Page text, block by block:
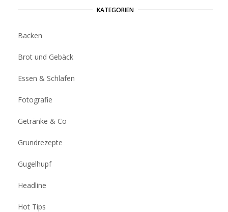
KATEGORIEN
Backen
Brot und Gebäck
Essen & Schlafen
Fotografie
Getränke & Co
Grundrezepte
Gugelhupf
Headline
Hot Tips